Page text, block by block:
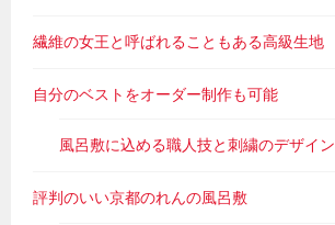
繊維の女王と呼ばれることもある高級生地
自分のベストをオーダー制作も可能
風呂敷に込める職人技と刺繍のデザイン
評判のいい京都のれんの風呂敷